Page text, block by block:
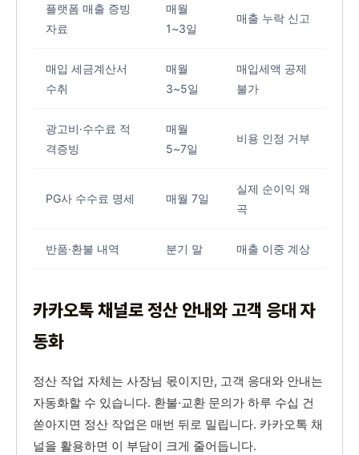
플랫폼 매출 증빙
자료
매월
1~3일
매출 누락 신고
매입 세금계산서
수취
매월
3~5일
매입세액 공제
불가
광고비·수수료 적
격증빙
매월
5~7일
비용 인정 거부
PG사 수수료 명세 매월 7일
실제 순이익 왜
곡
반품·환불 내역 분기 말 매출 이중 계상
카카오톡 채널로 정산 안내와 고객 응대 자
동화
정산 작업 자체는 사장님 몫이지만, 고객 응대와 안내는
자동화할 수 있습니다. 환불·교환 문의가 하루 수십 건
쏟아지면 정산 작업은 매번 뒤로 밀립니다. 카카오톡 채
널을 활용하면 이 부담이 크게 줄어듭니다.